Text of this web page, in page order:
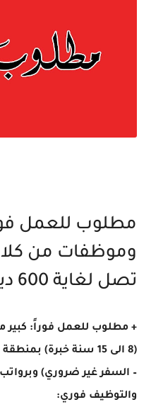
مطلوب للعمل
وموظفات من كلا
تصل لغاية 600 دينار
+ مطلوب للعمل فوراً: كبير
(8 الى 15 سنة خبرة)
– السفر غير ضروري) وبرواتب
والتوظيف فوري: